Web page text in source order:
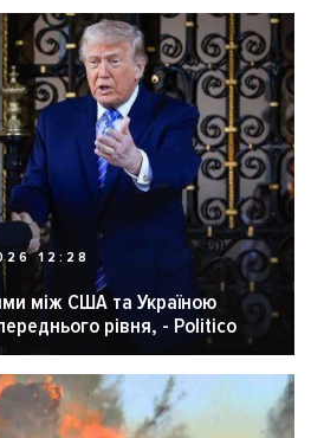
12:28
між США та Україною
рівня, - Politico